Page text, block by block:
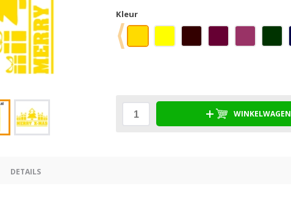
Kleur
WINKELWAGEN
DETAILS